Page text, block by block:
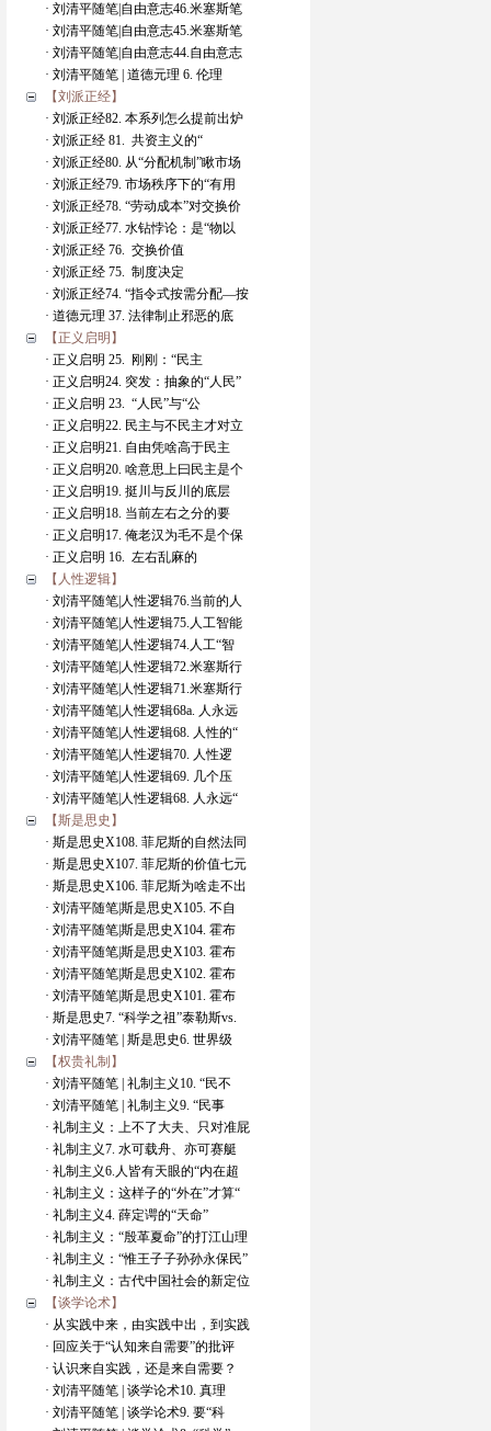
· 刘清平随笔|自由意志46.米塞斯笔
· 刘清平随笔|自由意志45.米塞斯笔
· 刘清平随笔|自由意志44.自由意志
· 刘清平随笔 | 道德元理 6. 伦理
【刘派正经】
· 刘派正经82. 本系列怎么提前出炉
· 刘派正经 81. 共资主义的“
· 刘派正经80. 从“分配机制”瞅市场
· 刘派正经79. 市场秩序下的“有用
· 刘派正经78. “劳动成本”对交换价
· 刘派正经77. 水钻悖论：是“物以
· 刘派正经 76. 交换价值
· 刘派正经 75. 制度决定
· 刘派正经74. “指令式按需分配—按
· 道德元理 37. 法律制止邪恶的底
【正义启明】
· 正义启明 25. 刚刚：“民主
· 正义启明24. 突发：抽象的“人民”
· 正义启明 23. “人民”与“公
· 正义启明22. 民主与不民主才对立
· 正义启明21. 自由凭啥高于民主
· 正义启明20. 啥意思上曰民主是个
· 正义启明19. 挺川与反川的底层
· 正义启明18. 当前左右之分的要
· 正义启明17. 俺老汉为毛不是个保
· 正义启明 16. 左右乱麻的
【人性逻辑】
· 刘清平随笔|人性逻辑76.当前的人
· 刘清平随笔|人性逻辑75.人工智能
· 刘清平随笔|人性逻辑74.人工“智
· 刘清平随笔|人性逻辑72.米塞斯行
· 刘清平随笔|人性逻辑71.米塞斯行
· 刘清平随笔|人性逻辑68a. 人永远
· 刘清平随笔|人性逻辑68. 人性的“
· 刘清平随笔|人性逻辑70. 人性逻
· 刘清平随笔|人性逻辑69. 几个压
· 刘清平随笔|人性逻辑68. 人永远“
【斯是思史】
· 斯是思史X108. 菲尼斯的自然法同
· 斯是思史X107. 菲尼斯的价值七元
· 斯是思史X106. 菲尼斯为啥走不出
· 刘清平随笔|斯是思史X105. 不自
· 刘清平随笔|斯是思史X104. 霍布
· 刘清平随笔|斯是思史X103. 霍布
· 刘清平随笔|斯是思史X102. 霍布
· 刘清平随笔|斯是思史X101. 霍布
· 斯是思史7. “科学之祖”泰勒斯vs.
· 刘清平随笔 | 斯是思史6. 世界级
【权贵礼制】
· 刘清平随笔 | 礼制主义10. “民不
· 刘清平随笔 | 礼制主义9. “民事
· 礼制主义：上不了大夫、只对准屁
· 礼制主义7. 水可载舟、亦可赛艇
· 礼制主义6.人皆有天眼的“内在超
· 礼制主义：这样子的“外在”才算“
· 礼制主义4. 薛定谔的“天命”
· 礼制主义：“殷革夏命”的打江山理
· 礼制主义：“惟王子子孙孙永保民”
· 礼制主义：古代中国社会的新定位
【谈学论术】
· 从实践中来，由实践中出，到实践
· 回应关于“认知来自需要”的批评
· 认识来自实践，还是来自需要？
· 刘清平随笔 | 谈学论术10. 真理
· 刘清平随笔 | 谈学论术9. 要“科